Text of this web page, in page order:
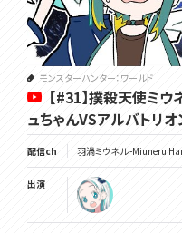
モンスターハンター：ワールド
【#31】撲殺天使ミ
ュちゃんVSアルバトリ
配信ch 羽渦ミウネル -Miuneru
出演